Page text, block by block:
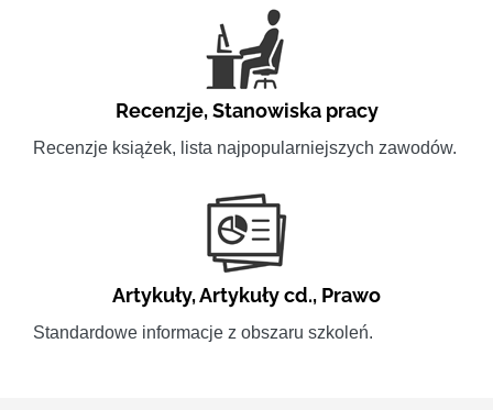
Recenzje,Stanowiska pracy
Recenzje książek, lista najpopularniejszych zawodów.
Artykuły,Artykuły cd., Prawo
Standardowe informacje z obszaru szkoleń.